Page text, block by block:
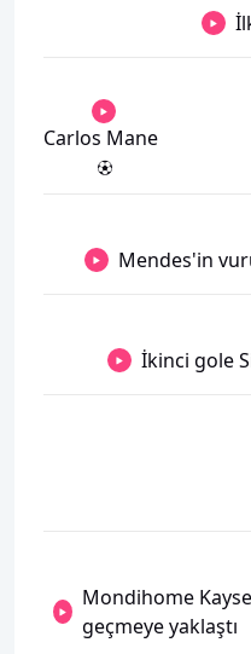
Carlos Mane
Mendes'in
İkinci gole
Mondihome
geçmeye yaklaştı